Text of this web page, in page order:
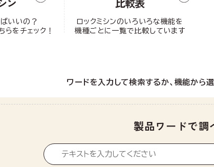
いいの？
らをチェック！
ロックミシンのいろいろな機能を
機種ごとに一覧で比較しています
ワードを入力して検索するか、 機能から
製品ワードで調